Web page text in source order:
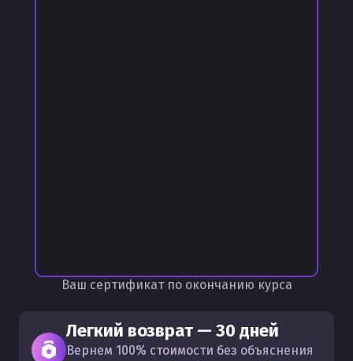
Легкий возврат — 30 дней
Вернем 100% стоимости без объяснения
Ваш сертификат по окончанию курса